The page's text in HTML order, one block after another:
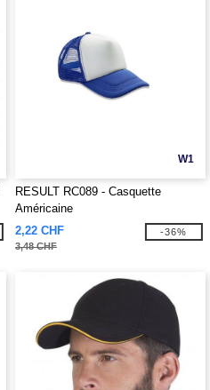
W1
RESULT RC089 - Casquette
Américaine
2,22 CHF
3,48 CHF
-36%